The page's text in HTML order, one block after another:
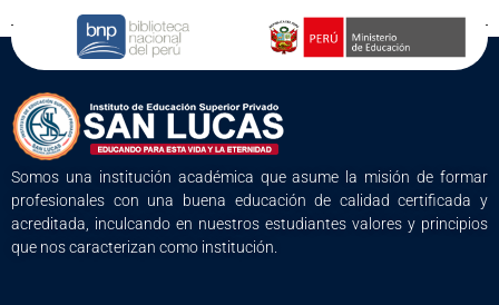
Somos una institución académica que asume la misión de formar
profesionales con una buena educación de calidad certificada y
acreditada, inculcando en nuestros estudiantes valores y principios
que nos caracterizan como institución.